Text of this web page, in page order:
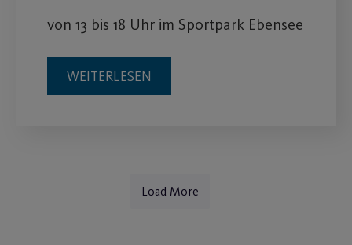
von 13 bis 18 Uhr im Sportpark Ebensee
WEITERLESEN
Load More